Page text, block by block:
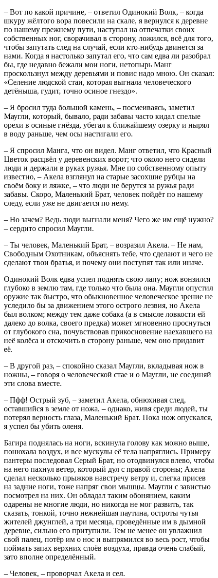
– Вот по какой причине, – ответил Одинокий Волк, – когда
шкуру жёлтого вора повесили на скале, я вернулся к деревне
по нашему прежнему пути, наступал на отпечатки своих
собственных ног, сворачивал в сторону, ложился, всё для того,
чтобы запутать след на случай, если кто-нибудь двинется за
нами. Когда я настолько запутал его, что сам едва ли разобрал
бы, где недавно бежали мои ноги, нетопырь Манг
проскользнул между деревьями и повис надо мною. Он сказал:
«Селение людской стаи, которая выгнала человеческого
детёныша, гудит, точно осиное гнездо».
– Я бросил туда большой камень, – посмеиваясь, заметил
Маугли, который, бывало, ради забавы часто кидал спелые
орехи в осиные гнёзда, убегал к ближайшему озерку и нырял
в воду раньше, чем осы настигали его.
– Я спросил Манга, что он видел. Манг ответил, что Красный
Цветок расцвёл у деревенских ворот; что около него сидели
люди и держали в руках ружья. Мне по собственному опыту
известно, – Акела взглянул на старые засохшие рубцы на
своём боку и ляжке, – что люди не берутся за ружья ради
забавы. Скоро, Маленький Брат, человек пойдёт по нашему
следу, если уже не двигается по нему.
– Но зачем? Ведь люди выгнали меня? Чего же им ещё нужно?
– сердито спросил Маугли.
– Ты человек, Маленький Брат, – возразил Акела. – Не нам,
Свободным Охотникам, объяснять тебе, что сделают и чего не
сделают твои братья, и почему они поступят так или иначе.
Одинокий Волк едва успел поднять свою лапу; нож вонзился
глубоко в землю там, где только что была она. Маугли опустил
оружие так быстро, что обыкновенное человеческое зрение не
уследило бы за движением этого острого лезвия, но Акела
был волком; между тем даже собака (а в смысле ловкости ей
далеко до волка, своего предка) может мгновенно проснуться
от глубокого сна, почувствовав прикосновение наехавшего на
неё колёса и отскочить в сторону раньше, чем оно придавит
её.
– В другой раз, – спокойно сказал Маугли, вкладывая нож в
ножны, – говоря о человеческой стае и о Маугли, не соединяй
эти слова вместе.
– Пфф! Острый зуб, – заметил Акела, обнюхивая след,
оставшийся в земле от ножа, – однако, живя среди людей, ты
потерял верность глаза, Маленький Брат. Пока нож опускался,
я успел бы убить оленя.
Багира поднялась на ноги, вскинула голову как можно выше,
понюхала воздух, и все мускулы её тела напряглись. Примеру
пантеры последовал Серый Брат, но отодвинулся влево, чтобы
на него пахнул ветер, который дул с правой стороны; Акела
сделал несколько прыжков навстречу ветру и, слегка присев
на задние ноги, тоже напряг свои мышцы. Маугли с завистью
посмотрел на них. Он обладал таким обонянием, каким
одарены не многие люди, но никогда не мог развить, так
сказать, тонкой, точно нежнейшая паутина, остроты чутья
жителей джунглей, а три месяца, проведённые им в дымной
деревне, сильно его притупили. Тем не менее он увлажнил
свой палец, потёр им о нос и выпрямился во весь рост, чтобы
поймать запах верхних слоёв воздуха, правда очень слабый,
зато вполне определённый.
– Человек, – проворчал Акела и сел.